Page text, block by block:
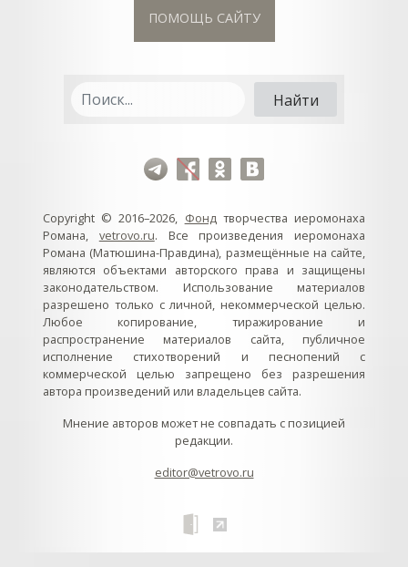
ПОМОЩЬ САЙТУ
Copyright © 2016–2026, Фондтворчества иеромонаха
Романа, vetrovo.ru. Все произведения иеромонаха
Романа (Матюшина-Правдина), размещённые на сайте,
являются объектами авторского права и защищены
законодательством. Использование материалов
разрешено только с личной, некоммерческой целью.
Любое копирование, тиражирование и
распространение материалов сайта, публичное
исполнение стихотворений и песнопений с
коммерческой целью запрещено без разрешения
автора произведений или владельцев сайта.
Мнение авторов может не совпадать с позицией
редакции.
editor@vetrovo.ru